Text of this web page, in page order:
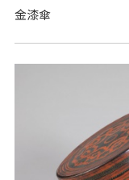
金漆傘